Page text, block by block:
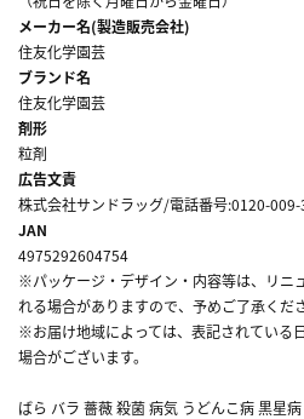
メーカー名(製造販売会社)
住友化学園芸
ブランド名
住友化学園芸
剤形
粒剤
広告文責
株式会社サンドラッグ/電話番号:0120-009-
JAN
4975292604754
※パッケージ・デザイン・内容等は、リニ
れる場合がありますので、予めご了承くださ
※お届け地域によっては、表記されている
場合がございます。
ばら バラ 薔薇 殺菌 病気 うどんこ病 黒星